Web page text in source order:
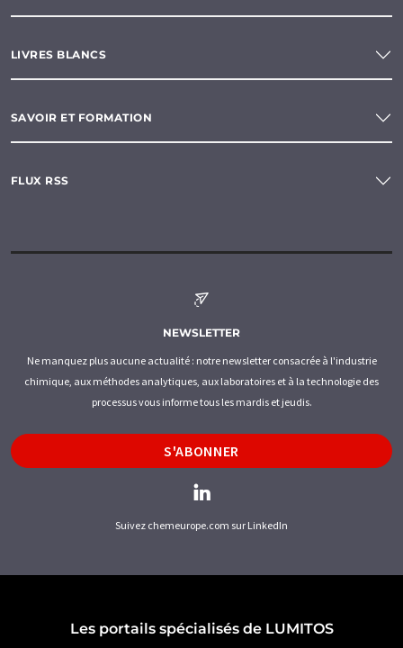
LIVRES BLANCS
SAVOIR ET FORMATION
FLUX RSS
NEWSLETTER
Ne manquez plus aucune actualité : notre newsletter consacrée à l'industrie
chimique, aux méthodes analytiques, aux laboratoires et à la technologie des
processus vous informe tous les mardis et jeudis.
S'ABONNER
Suivez chemeurope.com sur LinkedIn
Les portails spécialisés de LUMITOS